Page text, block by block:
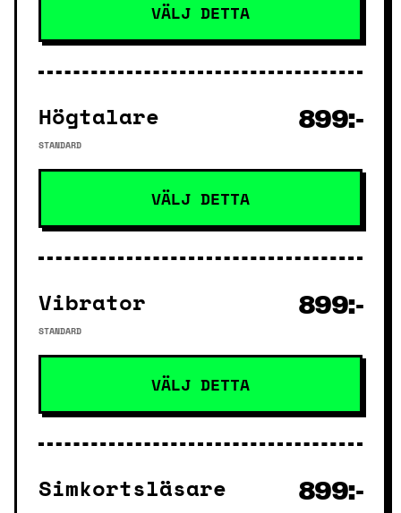
VÄLJ DETTA
Högtalare
STANDARD
899:-
VÄLJ DETTA
Vibrator
STANDARD
899:-
VÄLJ DETTA
Simkortsläsare 899:-